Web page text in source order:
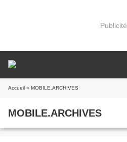
Publicité
Accueil » MOBILE.ARCHIVES
MOBILE.ARCHIVES